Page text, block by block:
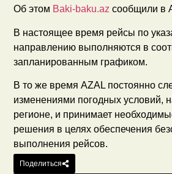
Об этом Baki-baku.az сообщили в
В настоящее время рейсы по
направлению выполняются в
запланированным графиком.
В то же время AZAL постоянно
изменениями погодных условий,
регионе, и принимает
решения в целях обеспечения
выполнения рейсов.
Поделиться